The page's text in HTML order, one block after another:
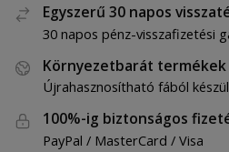
Egyszerű 30 napos
30 napos pénz-visszafizetési
Környezetbarát termékek
Újrahasznosítható fából
100%-ig biztonságos
PayPal / MasterCard / Visa